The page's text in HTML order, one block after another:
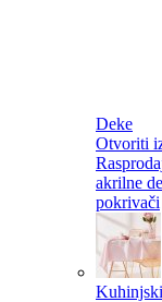
Deke
Otvoriti
akrilne
pokrivači